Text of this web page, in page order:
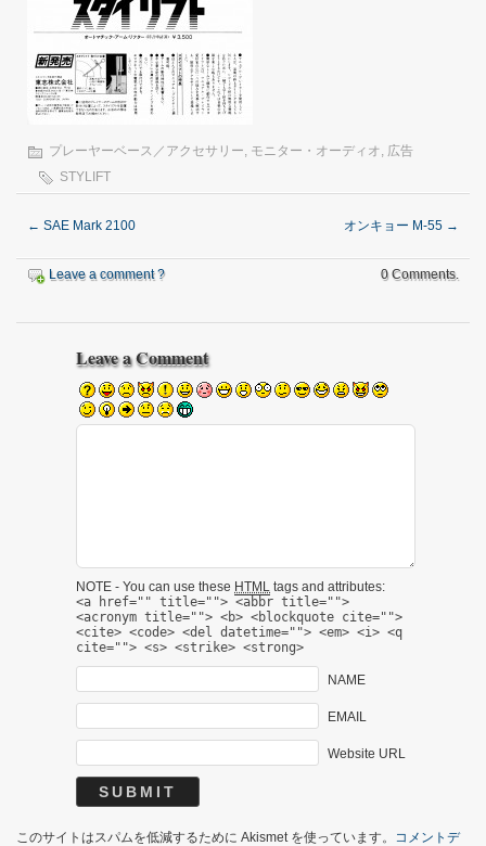
プレーヤーベース／アクセサリー, モニター・オーディオ, 広告
STYLIFT
← SAE Mark 2100 オンキョー M-55 →
Leave a comment ? 0 Comments.
Leave a Comment
NOTE - You can use these HTML tags and attributes:
<a href="" title=""> <abbr title="">
<acronym title=""> <b> <blockquote cite="">
<cite> <code> <del datetime=""> <em> <i> <q
cite=""> <s> <strike> <strong>
NAME
EMAIL
Website URL
このサイトはスパムを低減するために Akismet を使っています。 コメントデ